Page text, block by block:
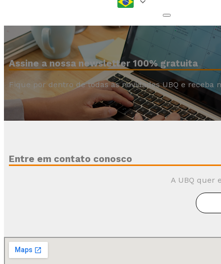
Assine a nossa newsletter 100% gratuita
Fique por dentro de todas as novidades UBQ e receba
Entre em contato conosco
A UBQ quer